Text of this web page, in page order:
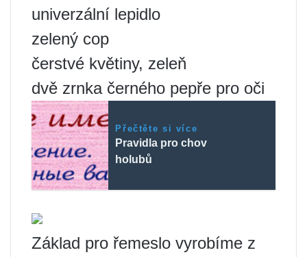
univerzální lepidlo
zelený cop
čerstvé květiny, zeleň
dvě zrnka černého pepře pro oči
Přečtěte si více
Pravidla pro chov
holubů
Základ pro řemeslo vyrobíme z